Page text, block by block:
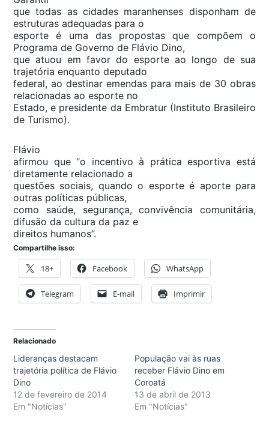
que todas as cidades maranhenses disponham de
estruturas adequadas para o
esporte é uma das propostas que compõem o
Programa de Governo de Flávio Dino,
que atuou em favor do esporte ao longo de sua
trajetória enquanto deputado
federal, ao destinar emendas para mais de 30 obras
relacionadas ao esporte no
Estado, e presidente da Embratur (Instituto Brasileiro
de Turismo).
Flávio
afirmou que “o incentivo à prática esportiva está
diretamente relacionado a
questões sociais, quando o esporte é aporte para
outras políticas públicas,
como saúde, segurança, convivência comunitária,
difusão da cultura da paz e
direitos humanos”.
Compartilhe isso:
18+ Facebook WhatsApp
Telegram E-mail Imprimir
Relacionado
Lideranças destacam
trajetória política de Flávio
Dino
12 de fevereiro de 2014
Em "Notícias"
População vai às ruas
receber Flávio Dino em
Coroatá
13 de abril de 2013
Em "Notícias"